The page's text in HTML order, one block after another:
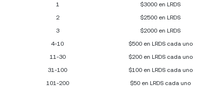
1
$3000 en LRDS
2
$2500 en LRDS
3
$2000 en LRDS
4-10
$500 en LRDS cada uno
11-30
$200 en LRDS cada uno
31-100
$100 en LRDS cada uno
101-200
$50 en LRDS cada uno